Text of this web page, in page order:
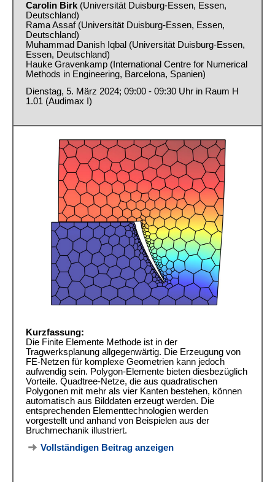
Carolin Birk (Universität Duisburg-Essen, Essen,
Deutschland)
Rama Assaf (Universität Duisburg-Essen, Essen,
Deutschland)
Muhammad Danish Iqbal (Universität Duisburg-Essen,
Essen, Deutschland)
Hauke Gravenkamp (International Centre for Numerical
Methods in Engineering, Barcelona, Spanien)
Dienstag, 5. März 2024; 09:00 - 09:30 Uhr in Raum H
1.01 (Audimax I)
Kurzfassung:
Die Finite Elemente Methode ist in der
Tragwerksplanung allgegenwärtig. Die Erzeugung von
FE-Netzen für komplexe Geometrien kann jedoch
aufwendig sein. Polygon-Elemente bieten diesbezüglich
Vorteile. Quadtree-Netze, die aus quadratischen
Polygonen mit mehr als vier Kanten bestehen, können
automatisch aus Bilddaten erzeugt werden. Die
entsprechenden Elementtechnologien werden
vorgestellt und anhand von Beispielen aus der
Bruchmechanik illustriert.
Vollständigen Beitrag anzeigen